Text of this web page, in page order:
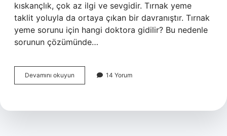
kıskançlık, çok az ilgi ve sevgidir. Tırnak yeme
taklit yoluyla da ortaya çıkan bir davranıştır. Tırnak
yeme sorunu için hangi doktora gidilir? Bu nedenle
sorunun çözümünde…
Devamını okuyun
Yeme
Eksikliği
14 Yorum